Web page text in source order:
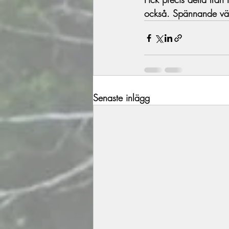
också. Spännande
Senaste inlägg